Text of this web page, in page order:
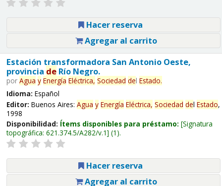
Hacer reserva
Agregar al carrito
Estación transformadora San Antonio Oeste,
provincia deRío Negro.
por Agua y Energía Eléctrica, Sociedad del Estado.
Idioma: Español
Editor: Buenos Aires: Agua y Energía Eléctrica, Sociedad del Estado,
1998
Disponibilidad: Ítems disponibles para préstamo: Signatura
topográfica: 621.374.5/A282/v.1 (1).
Hacer reserva
Agregar al carrito